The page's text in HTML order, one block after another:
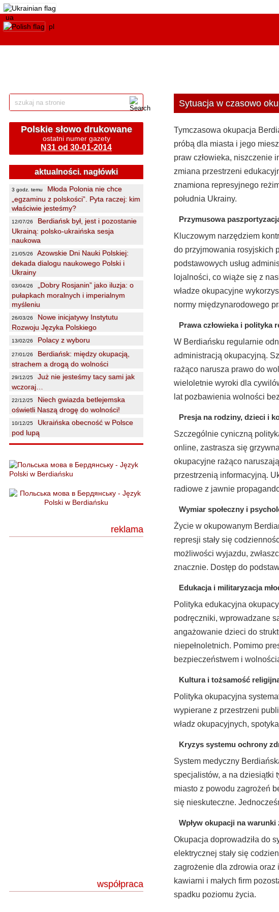
ua
pl
Polskie słowo drukowane
ostatni numer gazety
N31 od 30-01-2014
aktualności. nagłówki
3 godz. temu
Młoda Polonia nie chce
„egzaminu z polskości”. Pyta raczej: kim
właściwie jesteśmy?
12/07/26
Berdiańsk był, jest i pozostanie
Ukrainą: polsko-ukraińska sesja
naukowa
21/05/26
Azowskie Dni Nauki Polskiej:
dekada dialogu naukowego Polski i
Ukrainy
03/04/26
„Dobry Rosjanin” jako iluzja: o
pułapkach moralnych i imperialnym
myśleniu
26/03/26
Nowe inicjatywy Instytutu
Rozwoju Języka Polskiego
13/02/26 Polacy z wyboru
27/01/26
Berdiańsk: między okupacją,
strachem a drogą do wolności
29/12/25
Już nie jesteśmy tacy sami jak
wczoraj…
22/12/25
Niech gwiazda betlejemska
oświetli Naszą drogę do wolności!
10/12/25
Ukraińska obecność w Polsce
pod lupą
reklama
współpraca
Sytuacja w czasowo
Tymczasowa okupacja
próbą dla miasta i jego
praw człowieka, niszczenie
zmiana przestrzeni
znamiona represyjnego
południa Ukrainy.
Przymusowa
Kluczowym narzędziem
do przyjmowania rosyjskich
podstawowych usług
lojalności, co wiąże się z
władze okupacyjne
normy międzynarodowego
Prawa człowieka i polityka
W Berdiańsku regularnie
administracją okupacyjną.
rażąco narusza prawo do
wieloletnie wyroki dla
lat pozbawienia wolności
Presja na rodziny, dzieci i
Szczególnie cyniczną
online, zastrasza się
okupacyjne rażąco
przestrzenią informacyjną.
radiowe z jawnie
Wymiar społeczny i
Życie w okupowanym
represji stały się
możliwości wyjazdu,
znacznie. Dostęp do
Edukacja i militaryzacja
Polityka edukacyjna
podręczniki, wprowadzane
angażowanie dzieci do
niepełnoletnich. Pomimo
bezpieczeństwem i
Kultura i tożsamość
Polityka okupacyjna
wypierane z przestrzeni
władz okupacyjnych,
Kryzys systemu ochrony
System medyczny
specjalistów, a na dziesiątki
miasto z powodu zagrożeń
się nieskuteczne.
Wpływ okupacji na
Okupacja doprowadziła do
elektrycznej stały się
zagrożenie dla zdrowia oraz
kawiarni i małych firm
spadku poziomu życia.